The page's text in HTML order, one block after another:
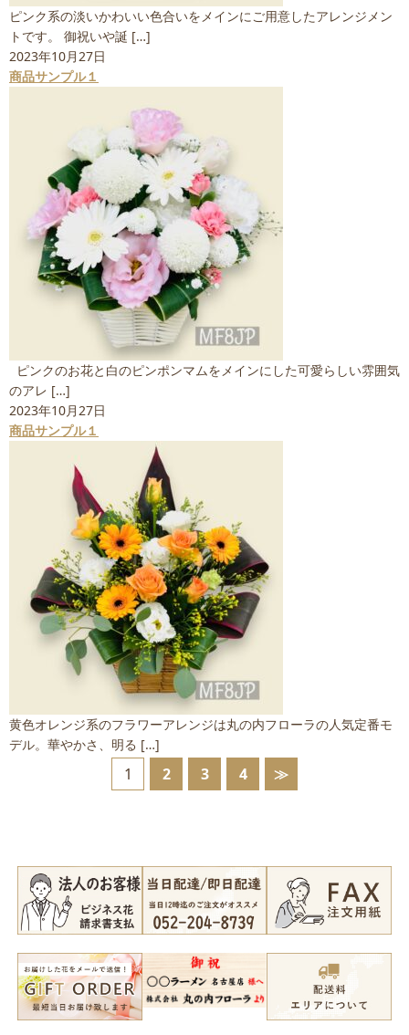
ピンク系の淡いかわいい色合いをメインにご用意したアレンジメン
トです。 御祝いや誕 […]
2023年10月27日
商品サンプル１
ピンクのお花と白のピンポンマムをメインにした可愛らしい雰囲気
のアレ […]
2023年10月27日
商品サンプル１
黄色オレンジ系のフラワーアレンジは丸の内フローラの人気定番モ
デル。華やかさ、明る […]
1 2 3 4 ≫